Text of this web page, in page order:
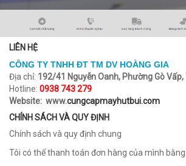
LIÊN HỆ
CÔNG TY TNHH ĐT TM DV HOÀNG GIA
Địa chỉ: 192/41 Nguyễn Oanh, Phường Gò Vấp,
Hotline: 0938 743 279
Website: www.cungcapmayhutbui.com
CHÍNH SÁCH VÀ QUY ĐỊNH
Chính sách và quy định chung
Tôi có thể thanh toán đơn hàng của mình